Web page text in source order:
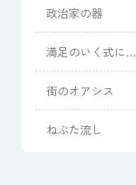
政治家の器
満足のいく式にな
りました
街のオアシス
ねぶた流し